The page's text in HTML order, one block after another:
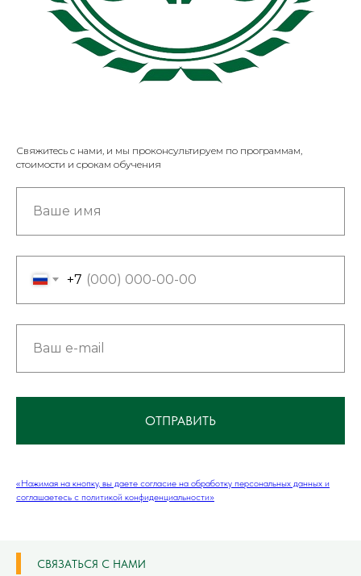
Свяжитесь с нами, и мы проконсультируем по программам,
стоимости и срокам обучения
+7
ОТПРАВИТЬ
«Нажимая на кнопку, вы даете согласие на обработку персональных данных и
соглашаетесь c политикой конфиденциальности»
СВЯЗАТЬСЯ С НАМИ